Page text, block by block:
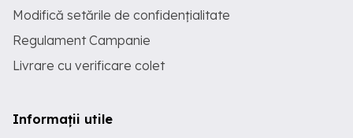
Modifică setările de confidențialitate
Regulament Campanie
Livrare cu verificare colet
Informații utile